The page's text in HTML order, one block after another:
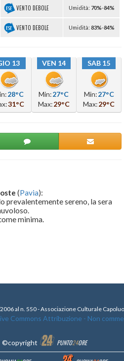
VENTO DEBOLE Umidità: 70%-84%
VENTO DEBOLE Umidità: 83%-84%
13
28°C
31°C
VEN 14
Min:27°C
Max:29°C
SAB 15
Min:27°C
Max:29°C
(Pavia):
prevalentemente sereno, la sera
minima.
al n. 550 - Associazione Culturale
Commons Attribuzione - Non
©copyright
PUNTO24ORE